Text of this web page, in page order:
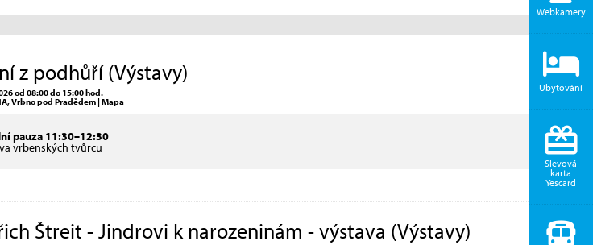
z podhůří (Výstavy)
od 08:00 do 15:00 hod.
Vrbno pod Pradědem |Mapa
pauza 11:30–12:30
vrbenských tvůrcu
Štreit - Jindrovi k narozeninám - výstava (Výstavy)
Webkamery
Ubytování
Slevová
karta
Yescard